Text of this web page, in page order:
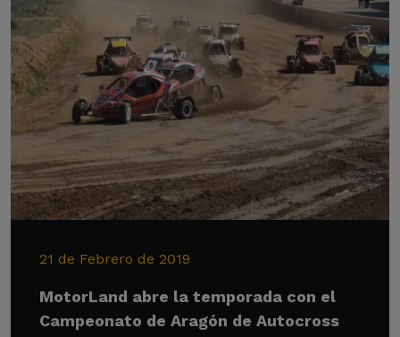
21 de Febrero de 2019
MotorLand abre la temporada con el
Campeonato de Aragón de Autocross